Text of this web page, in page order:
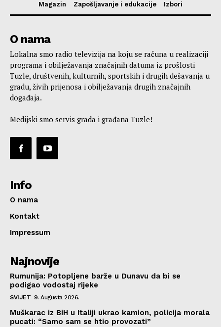
Magazin
Zapošljavanje i edukacije Izbori
O nama
Lokalna smo radio televizija na koju se računa u realizaciji
programa i obilježavanja značajnih datuma iz prošlosti
Tuzle, društvenih, kulturnih, sportskih i drugih dešavanja u
gradu, živih prijenosa i obilježavanja drugih značajnih
događaja.
Medijski smo servis grada i građana Tuzle!
Info
O nama
Kontakt
Impressum
Najnovije
Rumunija: Potopljene barže u Dunavu da bi se
podigao vodostaj rijeke
SVIJET 9. Augusta 2026.
Muškarac iz BiH u Italiji ukrao kamion, policija morala
pucati: “Samo sam se htio provozati”